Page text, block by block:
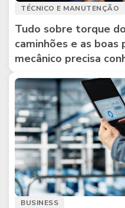
TÉCNICO E MANUTENÇÃO
Tudo sobre torque
caminhões e as
mecânico precisa
BUSINESS